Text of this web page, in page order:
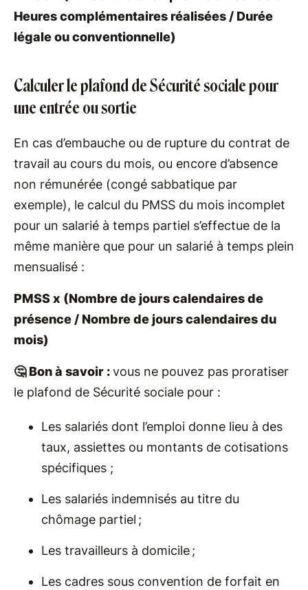
Heures complémentaires réalisées / Durée
légale ou conventionnelle)
Calculer le plafond de Sécurité sociale pour
une entrée ou sortie
En cas d’embauche ou de rupture du contrat de
travail au cours du mois, ou encore d’absence
non rémunérée (congé sabbatique par
exemple), le calcul du PMSS du mois incomplet
pour un salarié à temps partiel s’effectue de la
même manière que pour un salarié à temps plein
mensualisé :
PMSS x (Nombre de jours calendaires de
présence / Nombre de jours calendaires du
mois)
🤔 Bon à savoir :vous ne pouvez pas proratiser
le plafond de Sécurité sociale pour :
Les salariés dont l’emploi donne lieu à des
taux, assiettes ou montants de cotisations
spécifiques ;
Les salariés indemnisés au titre du
chômage partiel ;
Les travailleurs à domicile ;
Les cadres sous convention de forfait en